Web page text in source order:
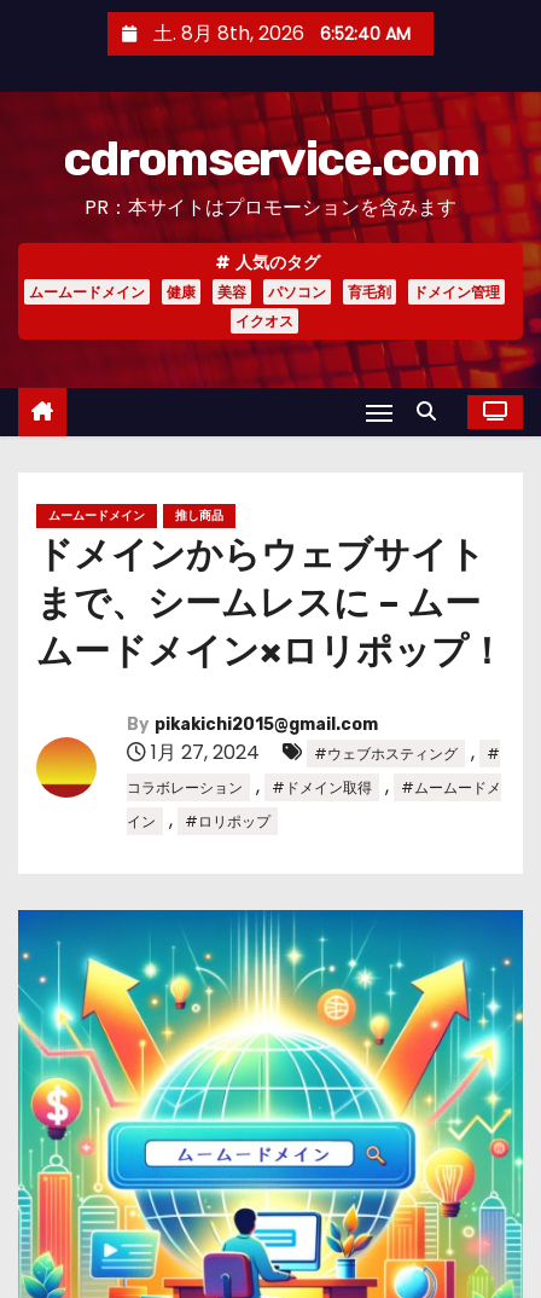
土. 8月 8th, 2026 6:52:41 AM
cdromservice.com
PR：本サイトはプロモーションを含みます
人気のタグ
ムームードメイン 健康 美容 パソコン 育毛剤
ドメイン管理
イクオス
ムームードメイン 推し商品
ドメインからウェブサイト
まで、シームレスに – ムー
ムードメイン×ロリポップ！
By pikakichi2015@gmail.com
1月 27, 2024 #ウェブホスティング ,
#
コラボレーション
, #ドメイン取得 ,
#ムームードメ
イン
, #ロリポップ